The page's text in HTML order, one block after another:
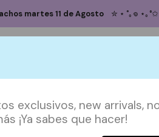
exclusivos, new arrivals,
¡Ya sabes que hacer!
POLERONES TAZAS PAPELERÍA &
martes 11 de Agosto ✮ ⋆ ˚｡𖦹 ⋆｡°✩
Tazón is this a pigeon?
Tazón is this
DESCRIPCIÓN: